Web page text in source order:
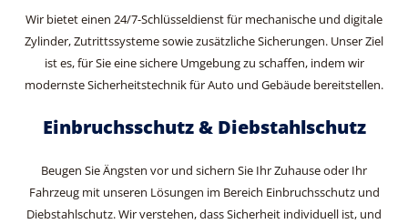
Wir bietet einen 24/7-Schlüsseldienst für mechanische und digitale
Zylinder, Zutrittssysteme sowie zusätzliche Sicherungen. Unser Ziel
ist es, für Sie eine sichere Umgebung zu schaffen, indem wir
modernste Sicherheitstechnik für Auto und Gebäude bereitstellen.
Einbruchsschutz & Diebstahlschutz
Beugen Sie Ängsten vor und sichern Sie Ihr Zuhause oder Ihr
Fahrzeug mit unseren Lösungen im Bereich Einbruchsschutz und
Diebstahlschutz. Wir verstehen, dass Sicherheit individuell ist, und